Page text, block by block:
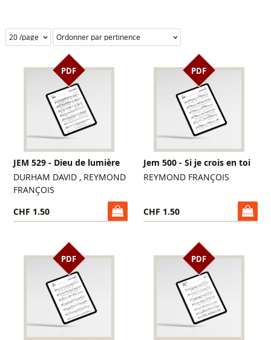
PDF
JEM 529 - Dieu de lumière
DURHAM DAVID , REYMOND
FRANÇOIS
CHF 1.50
PDF
Jem 500 - Si je crois en toi
REYMOND FRANÇOIS
CHF 1.50
PDF PDF